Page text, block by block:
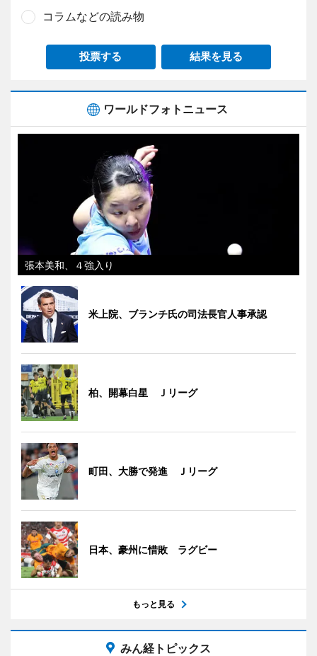
コラムなどの読み物
投票する 結果を見る
ワールドフォトニュース
張本美和、４強入り
米上院、ブランチ氏の司法長官人事承認
柏、開幕白星 Ｊリーグ
町田、大勝で発進 Ｊリーグ
日本、豪州に惜敗 ラグビー
もっと見る
みん経トピックス